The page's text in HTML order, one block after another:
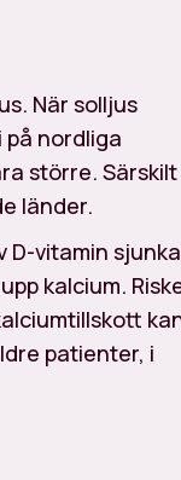
När solljus
på nordliga
större. Särskilt
länder.
D-vitamin
kalcium.
patienter, i